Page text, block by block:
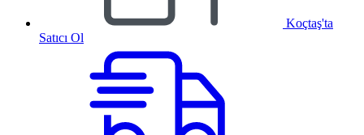
Koçtaş'ta
Satıcı Ol